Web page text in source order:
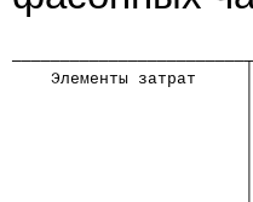
Элементы затрат